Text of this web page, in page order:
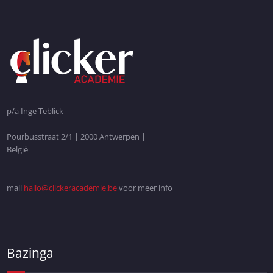
p/a Inge Teblick
Pourbusstraat 2/1 | 2000 Antwerpen |
België
mail hallo@clickeracademie.bevoor meer info
Bazinga